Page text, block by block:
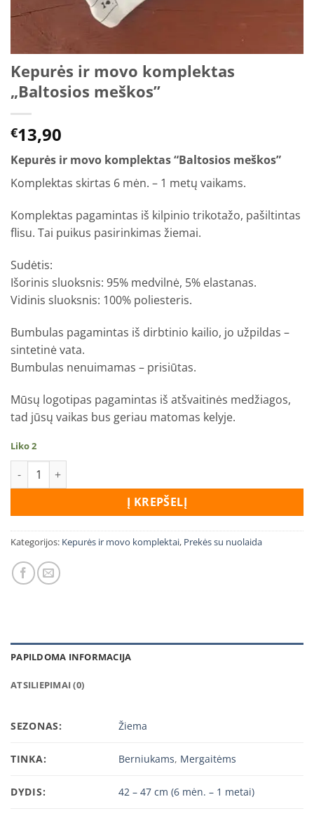
Kepurės ir movo komplektas
„Baltosios meškos”
€13,90
Kepurės ir movo komplektas “Baltosios meškos”
Komplektas skirtas 6 mėn. – 1 metų vaikams.
Komplektas pagamintas iš kilpinio trikotažo, pašiltintas
flisu. Tai puikus pasirinkimas žiemai.
Sudėtis:
Išorinis sluoksnis: 95% medvilnė, 5% elastanas.
Vidinis sluoksnis: 100% poliesteris.
Bumbulas pagamintas iš dirbtinio kailio, jo užpildas –
sintetinė vata.
Bumbulas nenuimamas – prisiūtas.
Mūsų logotipas pagamintas iš atšvaitinės medžiagos,
tad jūsų vaikas bus geriau matomas kelyje.
Liko 2
produkto kiekis: Kepurės ir movo komplektas "Baltosios
Į KREPŠELĮ
Kategorijos: Kepurės ir movo komplektai, Prekės su nuolaida
PAPILDOMA INFORMACIJA
ATSILIEPIMAI (0)
SEZONAS: Žiema
TINKA: Berniukams, Mergaitėms
DYDIS: 42 – 47 cm (6 mėn. – 1 metai)